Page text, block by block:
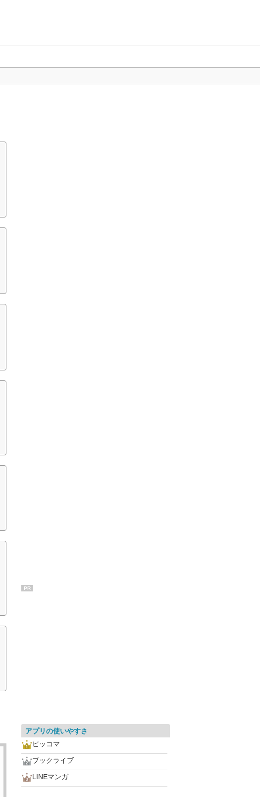
PR
アプリの使いやすさ
ピッコマ
ブックライブ
LINEマンガ